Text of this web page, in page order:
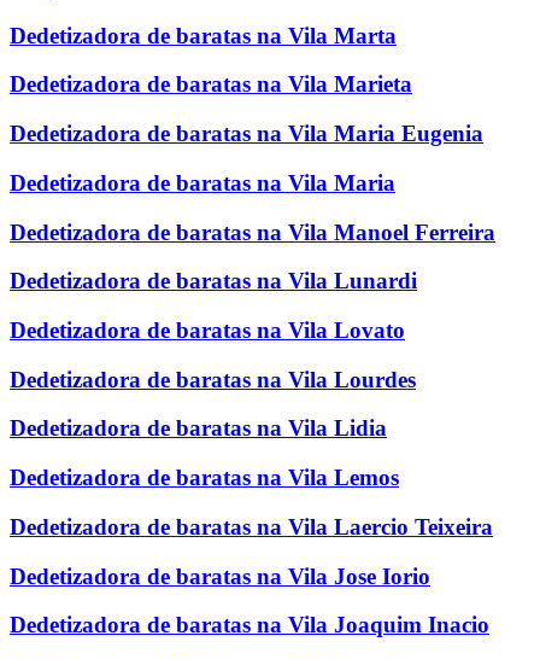
Dedetizadora de baratas na Vila Marta
Dedetizadora de baratas na Vila Marieta
Dedetizadora de baratas na Vila Maria Eugenia
Dedetizadora de baratas na Vila Maria
Dedetizadora de baratas na Vila Manoel Ferreira
Dedetizadora de baratas na Vila Lunardi
Dedetizadora de baratas na Vila Lovato
Dedetizadora de baratas na Vila Lourdes
Dedetizadora de baratas na Vila Lidia
Dedetizadora de baratas na Vila Lemos
Dedetizadora de baratas na Vila Laercio Teixeira
Dedetizadora de baratas na Vila Jose Iorio
Dedetizadora de baratas na Vila Joaquim Inacio